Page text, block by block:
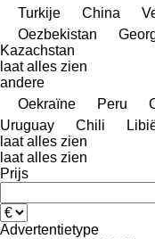
Turkije
China
Oezbekistan
Kazachstan
laat alles zien
andere
Oekraïne
Peru
Uruguay
Chili
laat alles zien
laat alles zien
Prijs
Advertentietype